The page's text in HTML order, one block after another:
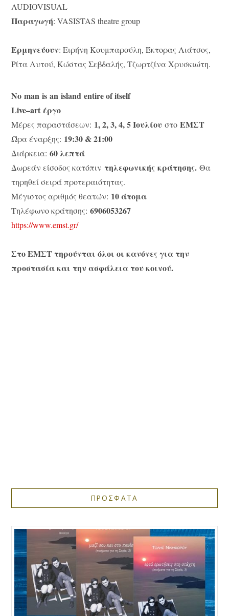
AUDIOVISUAL
Παραγωγή: VASISTAS theatre group
Ερμηνεύουν: Ειρήνη Κουμπαρούλη, Έκτορας Λιάτσος,
Ρίτα Λυτού, Κώστας Σεβδαλής, Τζωρτζίνα Χρυσκιώτη.
No man is an island entire of itself
Live–art έργο
Μέρες παραστάσεων: 1, 2, 3, 4, 5 Ιουλίου στοΕΜΣΤ
Ώρα έναρξης: 19:30 & 21:00
Διάρκεια: 60 λεπτά
Δωρεάν είσοδος κατόπιν τηλεφωνικής κράτησης.Θα
τηρηθεί σειρά προτεραιότητας.
Μέγιστος αριθμός θεατών: 10 άτομα
Τηλέφωνο κράτησης:6906053267
https://www.emst.gr/
Στο ΕΜΣΤ τηρούνται όλοι οι κανόνες για την
προστασία και την ασφάλεια του κοινού.
ΠΡΟΣΦΑΤΑ